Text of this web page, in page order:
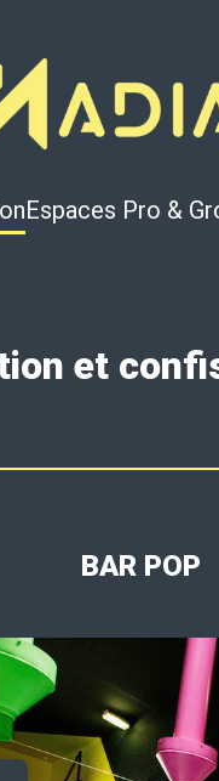
Espaces Pro &
et
BAR POP